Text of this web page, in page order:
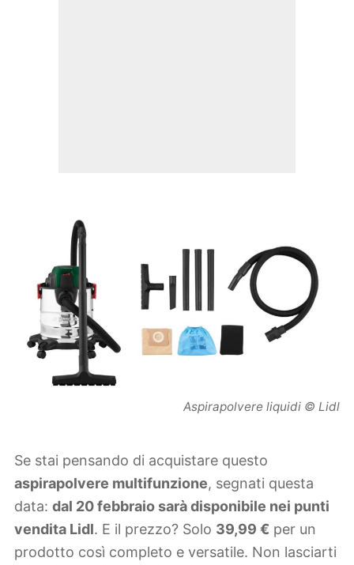
Aspirapolvere liquidi © Lidl
Se stai pensando di acquistare questo
aspirapolvere multifunzione, segnati questa
data: dal 20 febbraio sarà disponibile nei punti
vendita Lidl. E il prezzo? Solo 39,99 € per un
prodotto così completo e versatile. Non lasciarti